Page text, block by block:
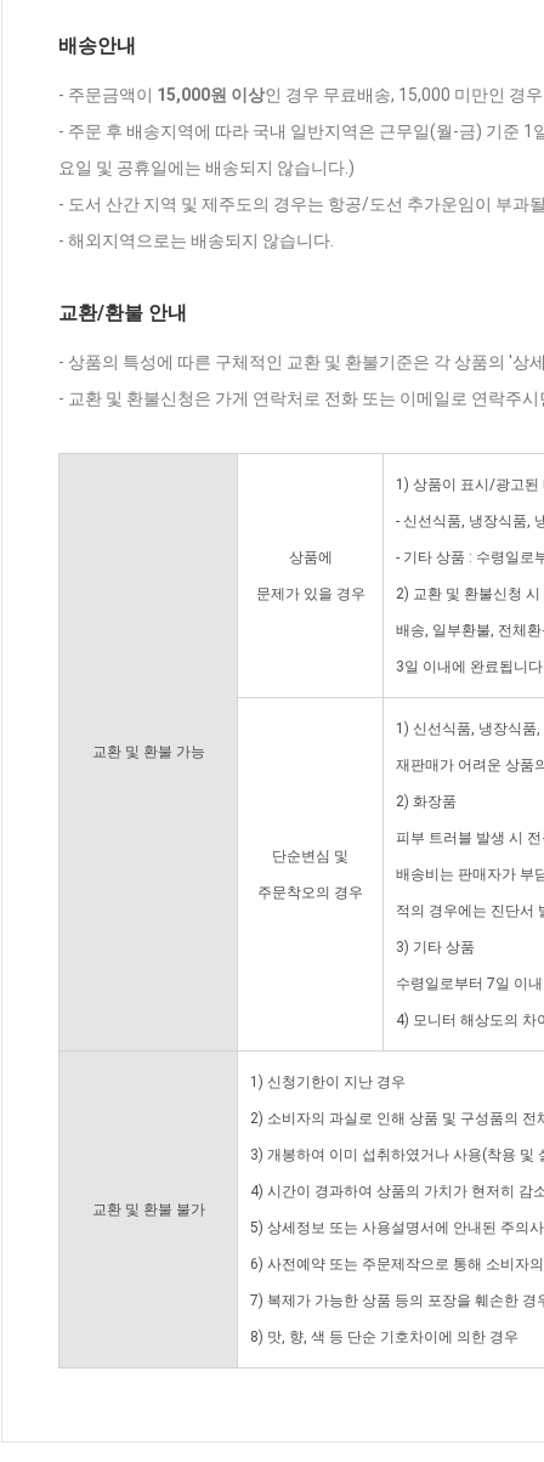
배송안내
- 주문금액이 15,000원 이상인 경우 무료배송, 15,000 미만인 경
- 주문 후 배송지역에 따라 국내 일반지역은 근무일(월-금) 기준
요일 및 공휴일에는 배송되지 않습니다.)
- 도서 산간 지역 및 제주도의 경우는 항공/도선 추가운임이 부과
- 해외지역으로는 배송되지 않습니다.
교환/환불 안내
- 상품의 특성에 따른 구체적인 교환 및 환불기준은 각 상품의 '상
- 교환 및 환불신청은 가게 연락처로 전화 또는 이메일로 연락주
교환 및 환불 가능
상품에
문제가 있을 경우
1) 상품이 표시/광고된
- 신선식품, 냉장식품,
- 기타 상품 : 수령일로
2) 교환 및 환불신청
배송, 일부환불, 전체
3일 이내에 완료됩니
단순변심 및
주문착오의 경우
1) 신선식품, 냉장식품
재판매가 어려운 상품
2) 화장품
피부 트러블 발생 시
배송비는 판매자가 부
적의 경우에는 진단서
3) 기타 상품
수령일로부터 7일 이
4) 모니터 해상도의 차
교환 및 환불 불가
1) 신청기한이 지난 경우
2) 소비자의 과실로 인해 상품 및 구성품의
3) 개봉하여 이미 섭취하였거나 사용(착용 및
4) 시간이 경과하여 상품의 가치가 현저히 감
5) 상세정보 또는 사용설명서에 안내된 주의
6) 사전예약 또는 주문제작으로 통해 소비자
7) 복제가 가능한 상품 등의 포장을 훼손한 경
8) 맛, 향, 색 등 단순 기호차이에 의한 경우